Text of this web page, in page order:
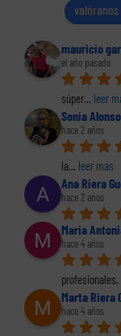
valóranos
mauricio
el año pasado
súper... leer
Sonia Alonso
hace 2 años
la... leer más
Ana Riera
hace 2 años
Maria
hace 4 años
profesionales,
Marta Riera
hace 4 años